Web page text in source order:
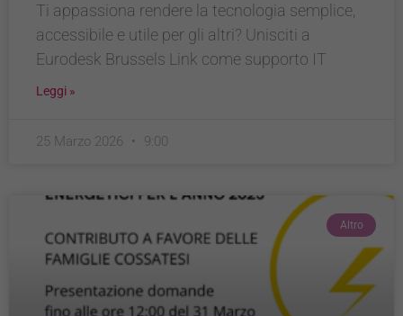
Ti appassiona rendere la tecnologia semplice,
accessibile e utile per gli altri? Unisciti a
Eurodesk Brussels Link come supporto IT
Leggi »
25 Marzo 2026 9:00
Altro